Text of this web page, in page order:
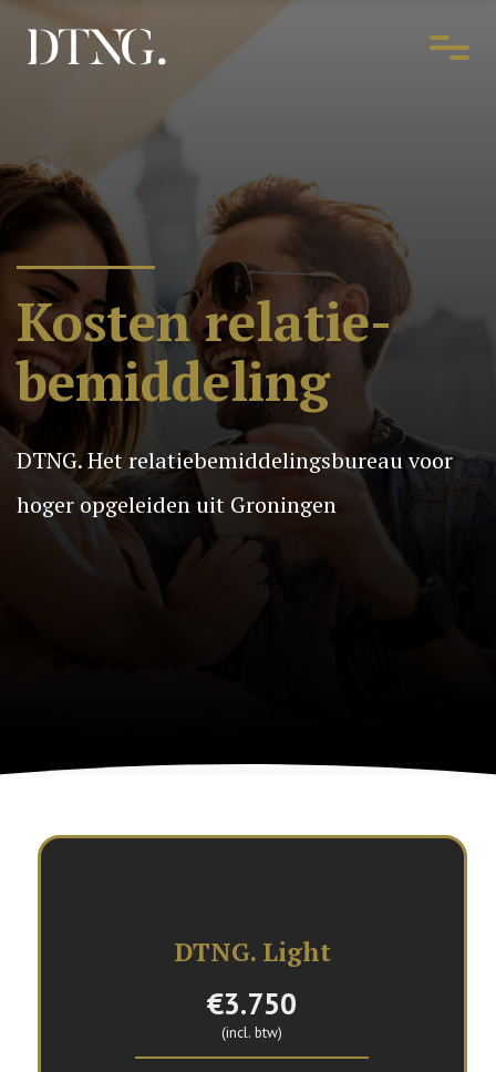
Kosten relatie-
bemiddeling
DTNG. Het relatiebemiddelingsbureau voor
hoger opgeleiden uit Groningen
DTNG. Light
€3.750
(incl. btw)